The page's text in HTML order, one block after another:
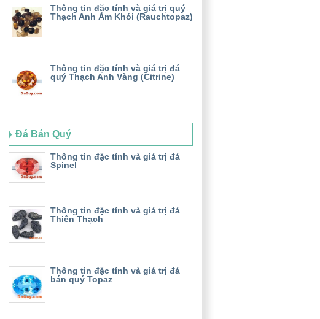
Thông tin đặc tính và giá trị quý
Thạch Anh Ám Khói (Rauchtopaz)
Thông tin đặc tính và giá trị đá
quý Thạch Anh Vàng (Citrine)
Đá Bán Quý
Thông tin đặc tính và giá trị đá
Spinel
Thông tin đặc tính và giá trị đá
Thiên Thạch
Thông tin đặc tính và giá trị đá
bán quý Topaz